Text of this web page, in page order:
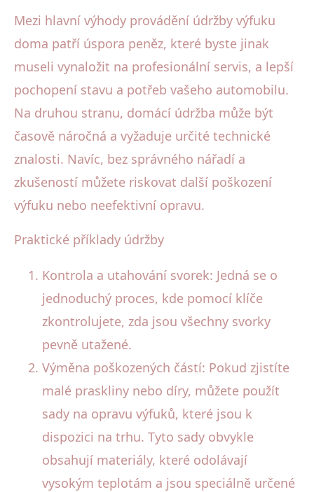
Mezi hlavní výhody provádění údržby výfuku
doma patří úspora peněz, které byste jinak
museli vynaložit na profesionální servis, a lepší
pochopení stavu a potřeb vašeho automobilu.
Na druhou stranu, domácí údržba může být
časově náročná a vyžaduje určité technické
znalosti. Navíc, bez správného nářadí a
zkušeností můžete riskovat další poškození
výfuku nebo neefektivní opravu.
Praktické příklady údržby
Kontrola a utahování svorek: Jedná se o
jednoduchý proces, kde pomocí klíče
zkontrolujete, zda jsou všechny svorky
pevně utažené.
Výměna poškozených částí: Pokud zjistíte
malé praskliny nebo díry, můžete použít
sady na opravu výfuků, které jsou k
dispozici na trhu. Tyto sady obvykle
obsahují materiály, které odolávají
vysokým teplotám a jsou speciálně určené